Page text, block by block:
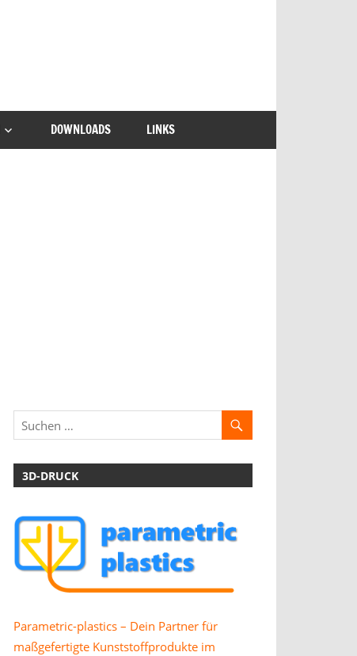
DOWNLOADS LINKS
3D-DRUCK
Parametric-plastics – Dein Partner für
maßgefertigte Kunststoffprodukte im